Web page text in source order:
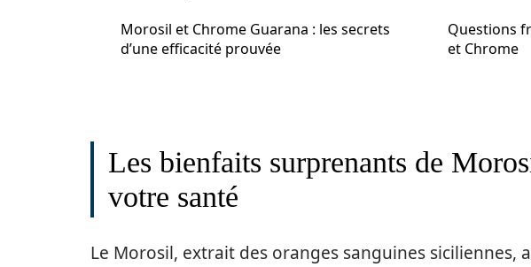
Morosil et Chrome Guarana : les secrets
d’une efficacité prouvée
Questions
et Chrome
Les bienfaits surprenants de
votre santé
Le Morosil, extrait des oranges sanguines siciliennes,